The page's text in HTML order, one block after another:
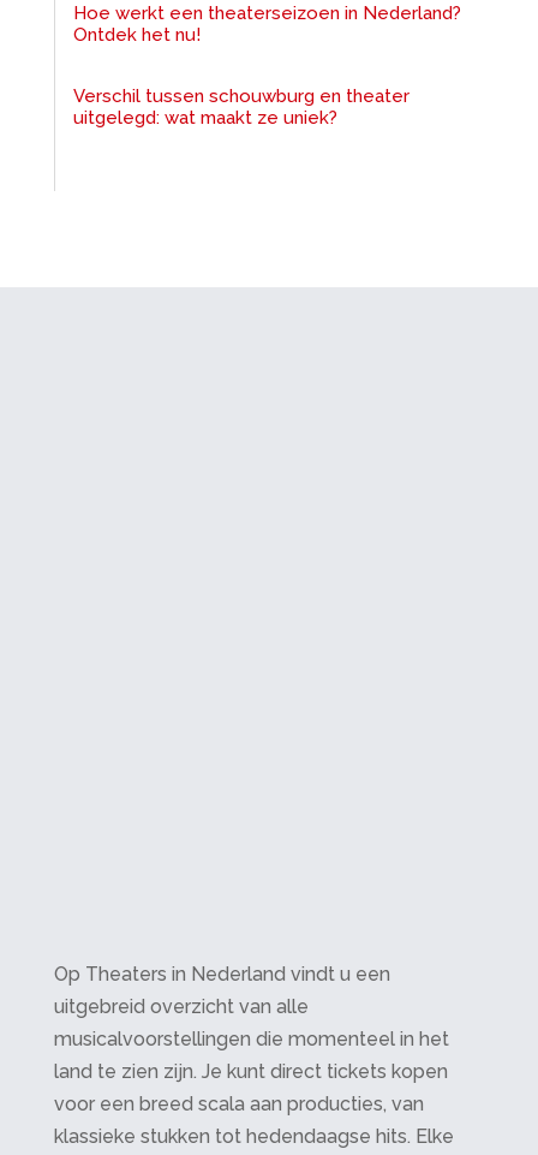
Hoe werkt een theaterseizoen in Nederland?
Ontdek het nu!
Verschil tussen schouwburg en theater
uitgelegd: wat maakt ze uniek?
Op Theaters in Nederland vindt u een
uitgebreid overzicht van alle
musicalvoorstellingen die momenteel in het
land te zien zijn. Je kunt direct tickets kopen
voor een breed scala aan producties, van
klassieke stukken tot hedendaagse hits. Elke